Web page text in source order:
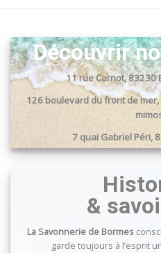
Découvrir
11 rue Carnot, 83230
126 boulevard du front de
7 quai Gabriel Péri,
&
La Savonnerie de Bormes
garde toujours à l’esprit